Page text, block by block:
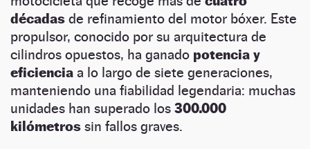
décadas de refinamiento del motor bóxer. Este
propulsor, conocido por su arquitectura de
cilindros opuestos, ha ganado potencia y
eficiencia a lo largo de siete generaciones,
manteniendo una fiabilidad legendaria: muchas
unidades han superado los 300.000
kilómetros sin fallos graves.